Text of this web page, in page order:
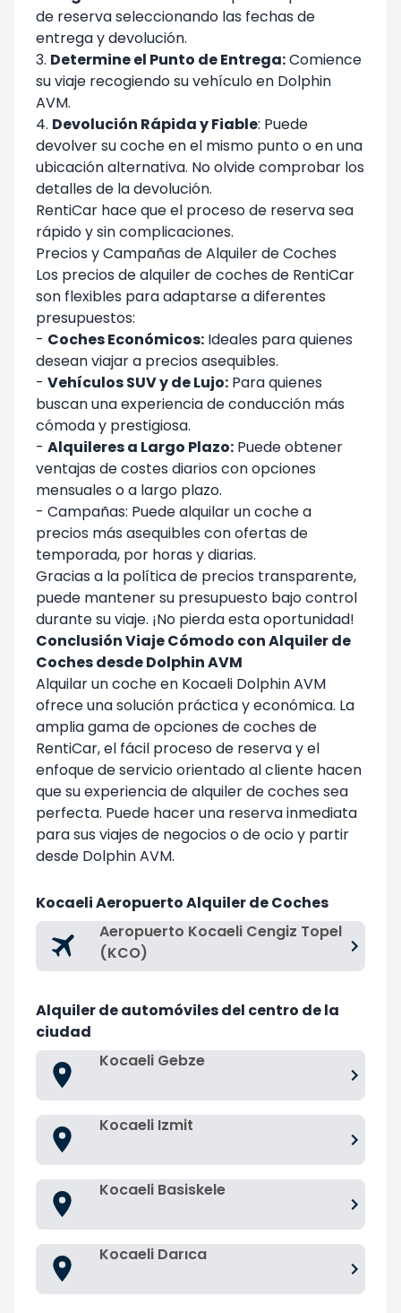
de reserva seleccionando las fechas de
entrega y devolución.
3. Determine el Punto de Entrega:Comience
su viaje recogiendo su vehículo en Dolphin
AVM.
4. Devolución Rápida y Fiable: Puede
devolver su coche en el mismo punto o en una
ubicación alternativa. No olvide comprobar los
detalles de la devolución.
RentiCar hace que el proceso de reserva sea
rápido y sin complicaciones.
Precios y Campañas de Alquiler de Coches
Los precios de alquiler de coches de RentiCar
son flexibles para adaptarse a diferentes
presupuestos:
- Coches Económicos: Ideales para quienes
desean viajar a precios asequibles.
- Vehículos SUV y de Lujo: Para quienes
buscan una experiencia de conducción más
cómoda y prestigiosa.
- Alquileres a Largo Plazo: Puede obtener
ventajas de costes diarios con opciones
mensuales o a largo plazo.
- Campañas: Puede alquilar un coche a
precios más asequibles con ofertas de
temporada, por horas y diarias.
Gracias a la política de precios transparente,
puede mantener su presupuesto bajo control
durante su viaje. ¡No pierda esta oportunidad!
Conclusión Viaje Cómodo con Alquiler de
Coches desde Dolphin AVM
Alquilar un coche en Kocaeli Dolphin AVM
ofrece una solución práctica y económica. La
amplia gama de opciones de coches de
RentiCar, el fácil proceso de reserva y el
enfoque de servicio orientado al cliente hacen
que su experiencia de alquiler de coches sea
perfecta. Puede hacer una reserva inmediata
para sus viajes de negocios o de ocio y partir
desde Dolphin AVM.
Kocaeli Aeropuerto Alquiler de Coches
Aeropuerto Kocaeli Cengiz Topel
(KCO)
Alquiler de automóviles del centro de la
ciudad
Kocaeli Gebze
Kocaeli Izmit
Kocaeli Basiskele
Kocaeli Darıca